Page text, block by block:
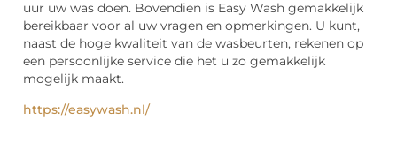
uur uw was doen. Bovendien is Easy Wash gemakkelijk
bereikbaar voor al uw vragen en opmerkingen. U kunt,
naast de hoge kwaliteit van de wasbeurten, rekenen op
een persoonlijke service die het u zo gemakkelijk
mogelijk maakt.
https://easywash.nl/